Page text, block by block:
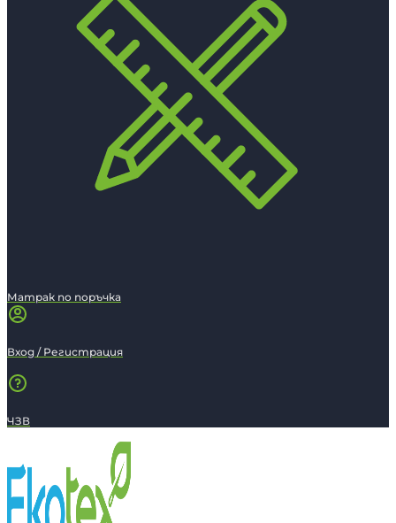
Матрак по поръчка
Вход / Регистрация
ЧЗВ